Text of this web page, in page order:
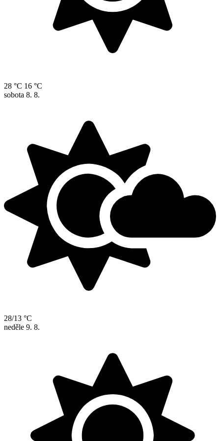
28 °C 16 °C
sobota 8. 8.
28/13 °C
neděle 9. 8.